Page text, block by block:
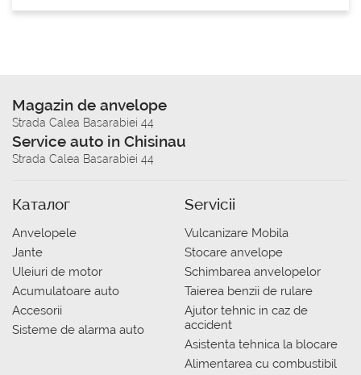
Magazin de anvelope
Strada Calea Basarabiei 44
Service auto in Chisinau
Strada Calea Basarabiei 44
Каталог
Anvelopele
Jante
Uleiuri de motor
Acumulatoare auto
Accesorii
Sisteme de alarma auto
Servicii
Vulcanizare Mobila
Stocare anvelope
Schimbarea anvelopelor
Taierea benzii de rulare
Ajutor tehnic in caz de
accident
Asistenta tehnica la blocare
Alimentarea cu combustibil